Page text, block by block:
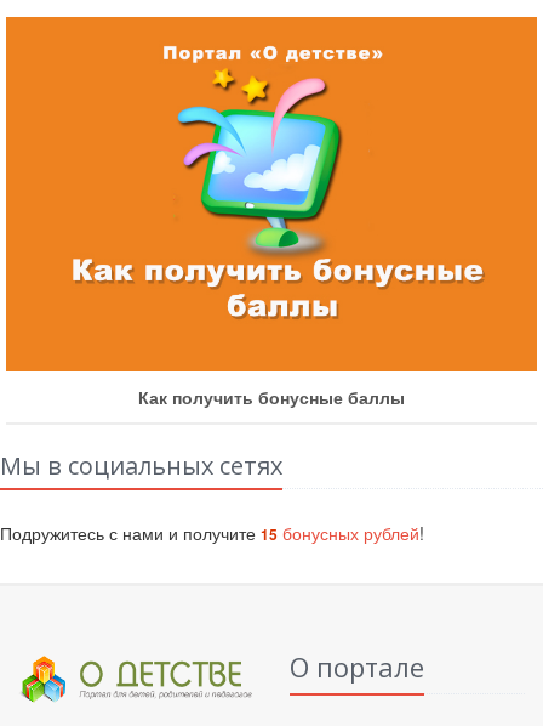
Как получить бонусные баллы
Мы в социальных сетях
Подружитесь с нами и получите 15 бонусных рублей!
О портале